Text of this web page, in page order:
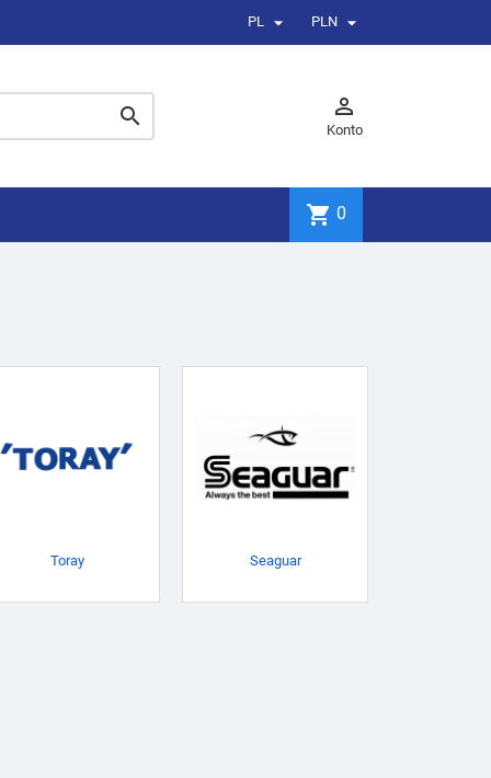
PL  PLN 
 
Konto
shopping_cart 0
Toray Seaguar